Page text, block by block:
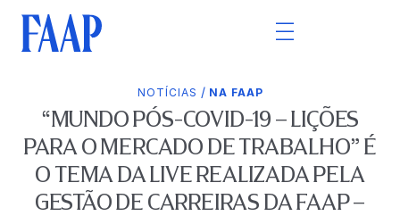
NOTÍCIAS / NA FAAP
“MUNDO PÓS-COVID-19 – LIÇÕES
PARA O MERCADO DE TRABALHO” É
O TEMA DA LIVE REALIZADA PELA
GESTÃO DE CARREIRAS DA FAAP –